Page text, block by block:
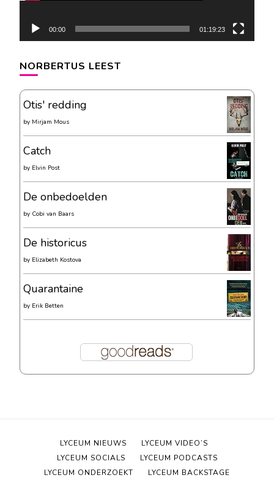
00:00 01:19:23
NORBERTUS LEEST
Otis' redding
by Mirjam Mous
Catch
by Elvin Post
De onbedoelden
by Cobi van Baars
De historicus
by Elizabeth Kostova
Quarantaine
by Erik Betten
LYCEUM NIEUWS
LYCEUM VIDEO’S
LYCEUM SOCIALS
LYCEUM PODCASTS
LYCEUM ONDERZOEKT
LYCEUM BACKSTAGE